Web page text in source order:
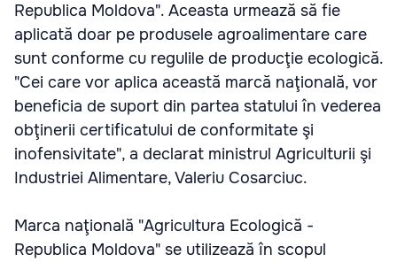
Republica Moldova". Aceasta urmează să fie
aplicată doar pe produsele agroalimentare care
sunt conforme cu regulile de producţie ecologică.
"Cei care vor aplica această marcă naţională, vor
beneficia de suport din partea statului în vederea
obţinerii certificatului de conformitate şi
inofensivitate", a declarat ministrul Agriculturii şi
Industriei Alimentare, Valeriu Cosarciuc.
Marca naţională "Agricultura Ecologică -
Republica Moldova" se utilizează în scopul